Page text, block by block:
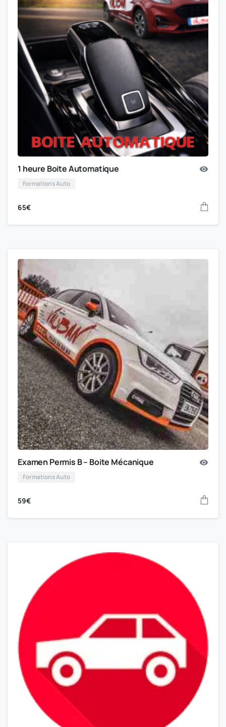
1 heure Boite Automatique
Formations Auto
65€
Examen Permis B – Boite Mécanique
Formations Auto
59€